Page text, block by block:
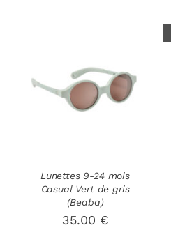
AJOUTER AU
PANIER
/
DÉTAILS
Lunettes 9-24 mois
Casual Vert de gris
(Beaba)
35.00 €